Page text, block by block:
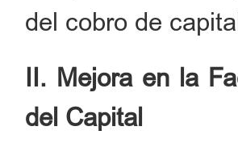
del cobro de
II. Mejora en la
del Capital